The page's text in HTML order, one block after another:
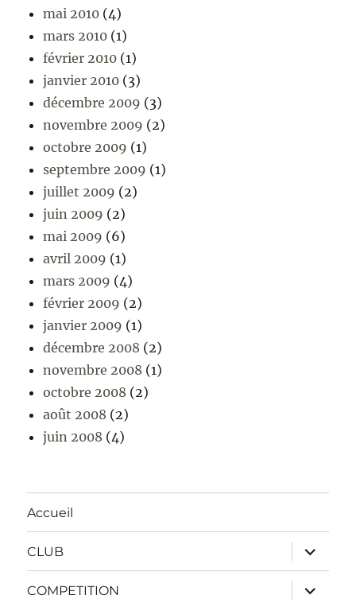
mai 2010 (4)
mars 2010 (1)
février 2010 (1)
janvier 2010 (3)
décembre 2009 (3)
novembre 2009 (2)
octobre 2009 (1)
septembre 2009 (1)
juillet 2009 (2)
juin 2009 (2)
mai 2009 (6)
avril 2009 (1)
mars 2009 (4)
février 2009 (2)
janvier 2009 (1)
décembre 2008 (2)
novembre 2008 (1)
octobre 2008 (2)
août 2008 (2)
juin 2008 (4)
Accueil
CLUB
ouvrir
le
sous-
menu
COMPETITION
ouvrir
le